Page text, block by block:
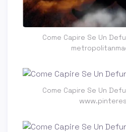
Come Capire Se Un
Come Capire Se Un